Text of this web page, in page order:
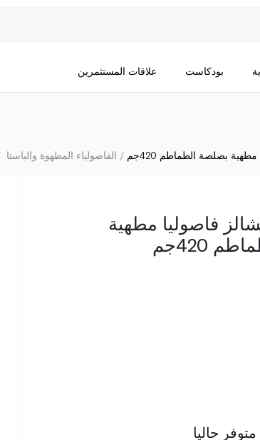
بودكاست علاقات المستثمرين
الفاصولياء المطهوة والباستا بصلصة الطماطم 420جم
فاصوليا مطهية
420جم
حاليا